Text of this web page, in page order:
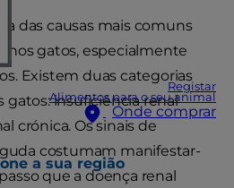
Registar
Alimentos para o seu animal
Onde comprar
a sua região
das causas mais comuns
nos gatos, especialmente
Existem duas categorias
gatos: insuficiência renal
crónica. Os sinais de
costumam manifestar-
que a doença renal